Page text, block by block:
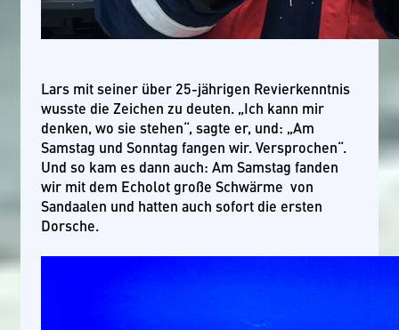
Lars mit seiner über 25-jährigen Revierkenntnis
wusste die Zeichen zu deuten. „Ich kann mir
denken, wo sie stehen“, sagte er, und: „Am
Samstag und Sonntag fangen wir. Versprochen“.
Und so kam es dann auch: Am Samstag fanden
wir mit dem Echolot große Schwärme von
Sandaalen und hatten auch sofort die ersten
Dorsche.